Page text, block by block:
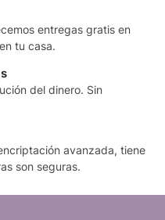
entregas gratis en
tu casa.
del dinero. Sin
avanzada, tiene
son seguras.